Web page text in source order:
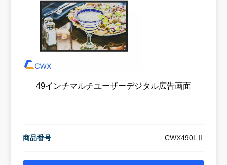
49インチマルチユーザーデジタル広告画面
商品番号 CWX490LⅡ